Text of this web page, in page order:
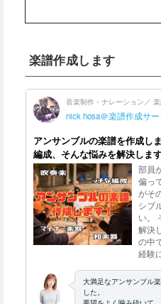
楽譜作成します